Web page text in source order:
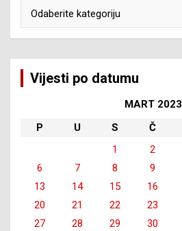
Vijesti po datumu
MART 2023
P
U S Č
1
2
6
7 8 9
13
14 15 16
20
21 22 23
27
28 29 30